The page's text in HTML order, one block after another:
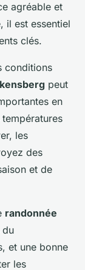
agréable et
il est essentiel
clés.
conditions
peut
en
les
des
et de
randonnée
du
et une bonne
les